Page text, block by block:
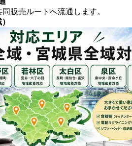
販売ルートへ流通します。